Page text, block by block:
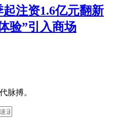
注资1.6亿元翻新
验”引入商场
脉搏。